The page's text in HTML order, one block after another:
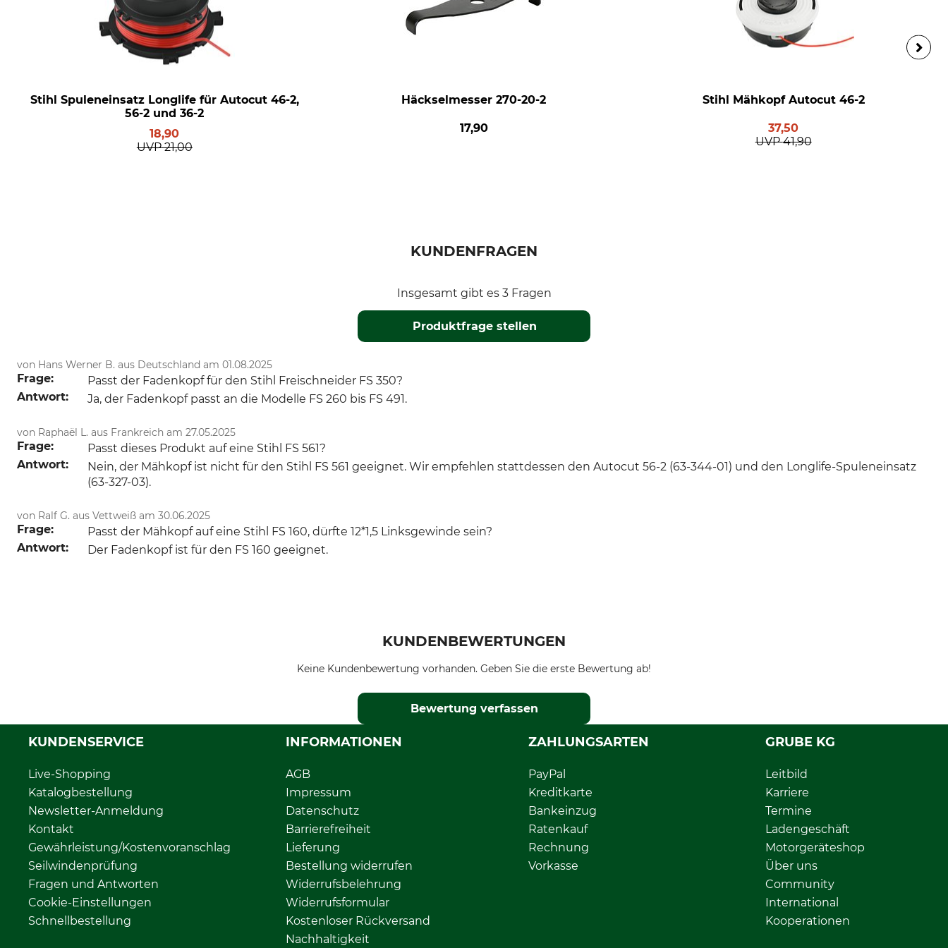
Stihl Spuleneinsatz Longlife für Autocut 46-2,
56-2 und 36-2
18,90
UVP 21,00
Häckselmesser 270-20-2
17,90
Stihl Mähkopf Autocut 46-2
37,50
UVP 41,90
KUNDENFRAGEN
Insgesamt gibt es 3 Fragen
Produktfrage stellen
von Hans Werner B. aus Deutschland am 01.08.2025
Frage:
Passt der Fadenkopf für den Stihl Freischneider FS 350?
Antwort:
Ja, der Fadenkopf passt an die Modelle FS 260 bis FS 491.
von Raphaël L. aus Frankreich am 27.05.2025
Frage:
Passt dieses Produkt auf eine Stihl FS 561?
Antwort:
Nein, der Mähkopf ist nicht für den Stihl FS 561 geeignet. Wir empfehlen stattdessen den Autocut 56-2 (63-344-01) und den Longlife-Spuleneinsatz
(63-327-03).
von Ralf G. aus Vettweiß am 30.06.2025
Frage:
Passt der Mähkopf auf eine Stihl FS 160, dürfte 12*1,5 Linksgewinde sein?
Antwort:
Der Fadenkopf ist für den FS 160 geeignet.
KUNDENBEWERTUNGEN
Keine Kundenbewertung vorhanden. Geben Sie die erste Bewertung ab!
Bewertung verfassen
KUNDENSERVICE
Live-Shopping
Katalogbestellung
Newsletter-Anmeldung
Kontakt
Gewährleistung/Kostenvoranschlag
Seilwindenprüfung
Fragen und Antworten
Cookie-Einstellungen
Schnellbestellung
INFORMATIONEN
AGB
Impressum
Datenschutz
Barrierefreiheit
Lieferung
Bestellung widerrufen
Widerrufsbelehrung
Widerrufsformular
Kostenloser Rückversand
Nachhaltigkeit
ZAHLUNGSARTEN
PayPal
Kreditkarte
Bankeinzug
Ratenkauf
Rechnung
Vorkasse
GRUBE KG
Leitbild
Karriere
Termine
Ladengeschäft
Motorgeräteshop
Über uns
Community
International
Kooperationen